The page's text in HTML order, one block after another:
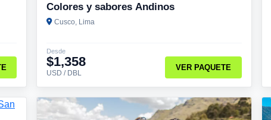
Colores y sabores Andinos
Cusco, Lima
Desde
$1,358
USD / DBL
VER PAQUETE